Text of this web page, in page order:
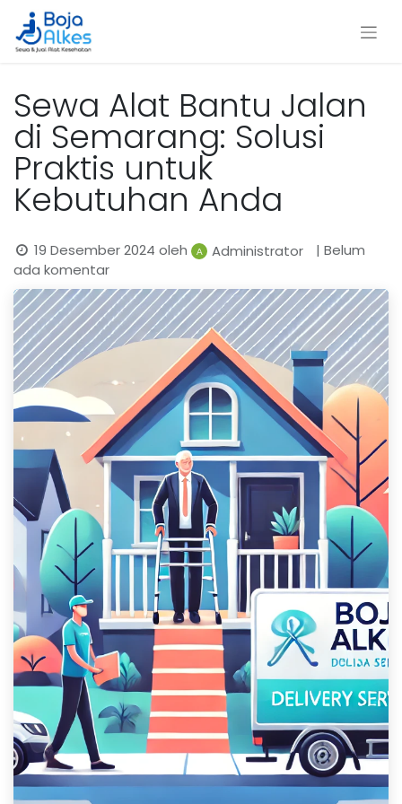
Sewa Alat Bantu Jalan
di Semarang: Solusi
Praktis untuk
Kebutuhan Anda
19 Desember 2024 oleh Administrator
| Belum
ada komentar